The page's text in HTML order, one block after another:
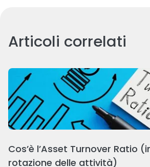
Articoli correlati
Cos’è l’Asset Turnover Ratio
rotazione delle attività)